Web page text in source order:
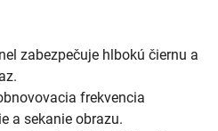
zabezpečuje hlbokú čiernu a
frekvencia
a sekanie obrazu.